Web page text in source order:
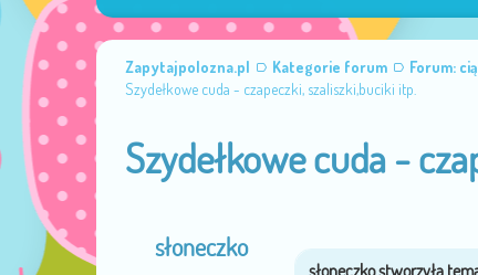
Zapytajpolozna.pl Kategorie forum Forum:
Szydełkowe cuda - czapeczki, szaliszki,buciki itp.
Szydełkowe cuda -
słoneczko